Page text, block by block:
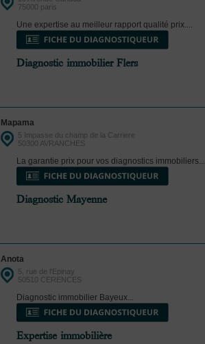
75000 paris
Une expertise au meilleur rapport qualité prix....
Diagnostic immobilier Flers
Mapama
5 Impasse du champ de la Carriere
50300 AVRANCHES
La garantie prix pour vos diagnostics immobiliers...
Diagnostic Mayenne
Anota
5, rue de l'Epinay
50510 CERENCES
Diagnostic immobilier Bayeux...
Expertise immobilière